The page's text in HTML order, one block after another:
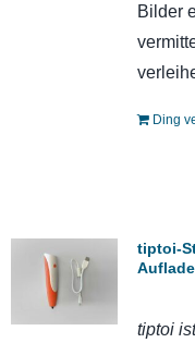
Bilder
Ding
tiptoi-
tiptoi